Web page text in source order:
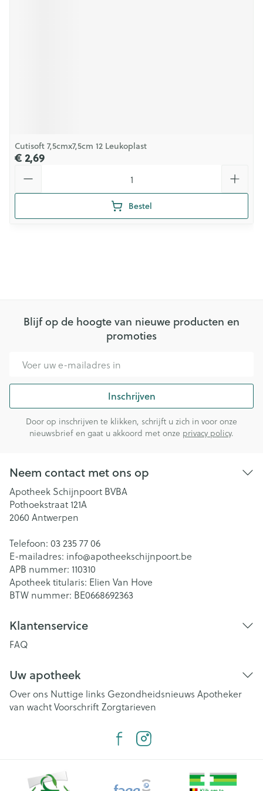
Cutisoft 7,5cmx7,5cm 12 Leukoplast
€ 2,69
Bestel
Blijf op de hoogte van nieuwe producten en
promoties
Inschrijven
Door op inschrijven te klikken, schrijft u zich in voor onze
nieuwsbrief en gaat u akkoord met onze privacy policy.
Neem contact met ons op
Apotheek Schijnpoort BVBA
Pothoekstraat 121A
2060 Antwerpen
Telefoon: 03 235 77 06
E-mailadres: info@apotheekschijnpoort.be
APB nummer: 110310
Apotheek titularis: Elien Van Hove
BTW nummer: BE0668692363
Klantenservice
FAQ
Uw apotheek
Over ons Nuttige links Gezondheidsnieuws Apotheker
van wachtVoorschriftZorgtarieven